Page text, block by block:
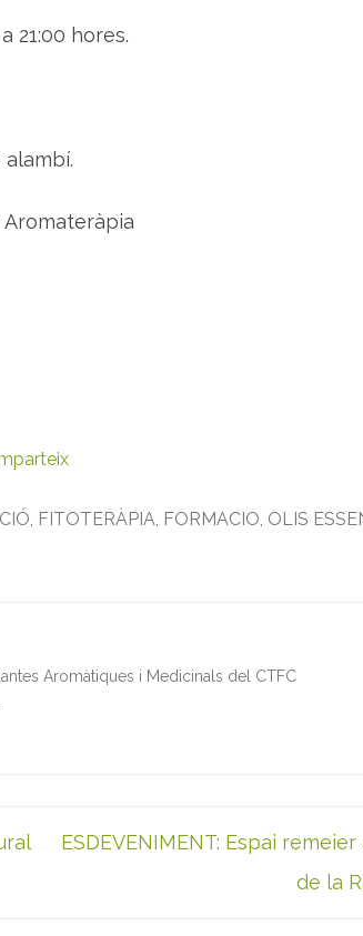
21:00 hores.
alambí.
Aromateràpia
, FITOTERÀPIA, FORMACIO, OLIS
Aromàtiques i Medicinals del CTFC
ESDEVENIMENT: Espai remeier
de la